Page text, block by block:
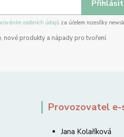
osobních údajůza účelem rozesílky
nové produkty a nápady pro tvoření.
Provozovatel e-
Jana Kolaříková